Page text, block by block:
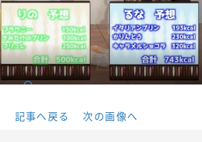
記事へ戻る 次の画像へ